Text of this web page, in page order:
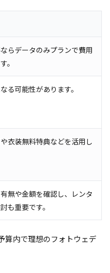
らデータのみプランで費用
。
る可能性があります。
衣装無料特典などを活用し
無や金額を確認し、レンタ
も重要です。
算内で理想のフォトウェデ